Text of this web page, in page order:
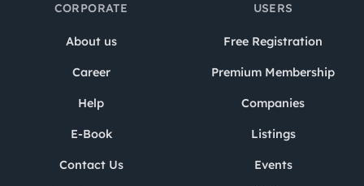
CORPORATE
About us
Career
Help
E-Book
Contact Us
USERS
Free Registration
Premium Membership
Companies
Listings
Events